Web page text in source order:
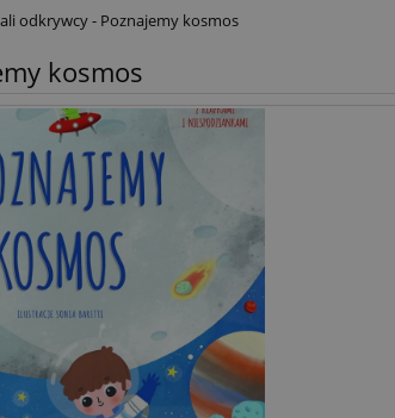
odkrywcy - Poznajemy kosmos
kosmos